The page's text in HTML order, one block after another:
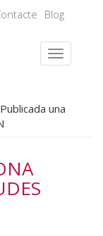
Blog
Publicada una